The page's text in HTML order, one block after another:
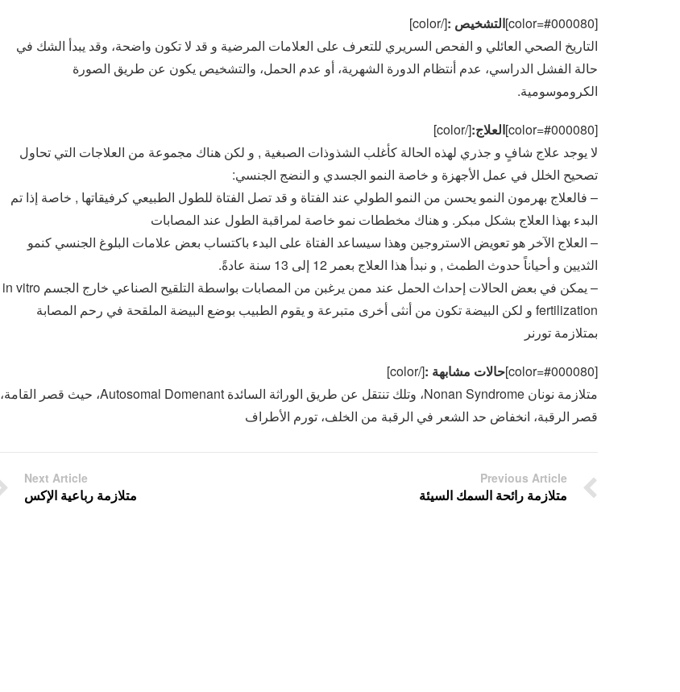
[color=#000080] التشخيص :[/color]
التاريخ الصحي العائلي و الفحص السريري للتعرف على العلامات المرضية و قد لا تكون واضحة، وقد يبدأ الشك في
حالة الفشل الدراسي، عدم أنتظام الدورة الشهرية، أو عدم الحمل، والتشخيص يكون عن طريق الصورة
الكروموسومية.
[color=#000080] العلاج:[/color]
لا يوجد علاج شافٍ و جذري لهذه الحالة كأغلب الشذوذات الصبغية , و لكن هناك مجموعة من العلاجات التي تحاول
تصحيح الخلل في عمل الأجهزة و خاصة النمو الجسدي و النضج الجنسي:
– فالعلاج بهرمون النمو يحسن من النمو الطولي عند الفتاة و قد تصل الفتاة للطول الطبيعي كرفيقاتها , خاصة إذا تم
البدء بهذا العلاج بشكل مبكر. و هناك مخططات نمو خاصة لمراقبة الطول عند المصابات
– العلاج الآخر هو تعويض الاستروجين وهذا سيساعد الفتاة على البدء باكتساب بعض علامات البلوغ الجنسي كنمو
الثديين و أحياناً حدوث الطمث , و نبدأ هذا العلاج بعمر 12 إلى 13 سنة عادةً.
– يمكن في بعض الحالات إحداث الحمل عند ممن يرغبن من المصابات بواسطة التلقيح الصناعي خارج الجسم in vitro
fertilization و لكن البيضة تكون من أنثى أخرى متبرعة و يقوم الطبيب بوضع البيضة الملقحة في رحم المصابة
بمتلازمة تورنر
[color=#000080] حالات مشابهة :[/color]
متلازمة نونان Nonan Syndrome، وتلك تنتقل عن طريق الوراثة السائدة Autosomal Domenant، حيث قصر القامة،
قصر الرقبة، انخفاض حد الشعر في الرقبة من الخلف، تورم الأطراف
Previous Article
متلازمة رائحة السمك السيئة
Next Article
متلازمة رباعية الإكس